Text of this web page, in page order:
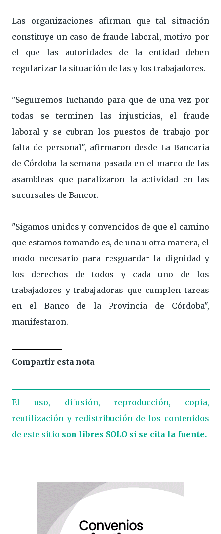
Las organizaciones afirman que tal situación
constituye un caso de fraude laboral, motivo por
el que las autoridades de la entidad deben
regularizar la situación de las y los trabajadores.
"Seguiremos luchando para que de una vez por
todas se terminen las injusticias, el fraude
laboral y se cubran los puestos de trabajo por
falta de personal", afirmaron desde La Bancaria
de Córdoba la semana pasada en el marco de las
asambleas que paralizaron la actividad en las
sucursales de Bancor.
"Sigamos unidos y convencidos de que el camino
que estamos tomando es, de una u otra manera, el
modo necesario para resguardar la dignidad y
los derechos de todos y cada uno de los
trabajadores y trabajadoras que cumplen tareas
en el Banco de la Provincia de Córdoba",
manifestaron.
Compartir esta nota
El uso, difusión, reproducción, copia,
reutilización y redistribución de los contenidos
de este sitio son libres SOLO si se cita la fuente.